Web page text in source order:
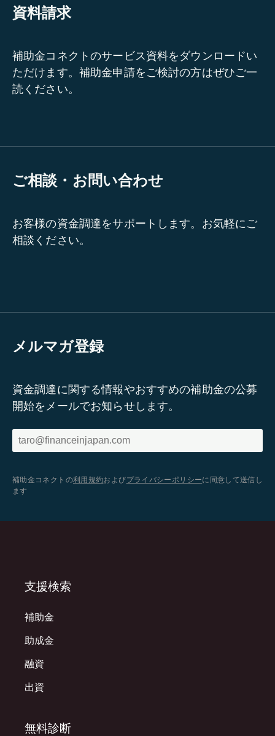
資料請求
補助金コネクトのサービス資料をダウンロードい
ただけます。補助金申請をご検討の方はぜひご一
読ください。
ご相談・お問い合わせ
お客様の資金調達をサポートします。お気軽にご
相談ください。
メルマガ登録
資金調達に関する情報やおすすめの補助金の公募
開始をメールでお知らせします。
補助金コネクトの利用規約およびプライバシーポリシーに同意して送信し
ます
支援検索
補助金
助成金
融資
出資
無料診断